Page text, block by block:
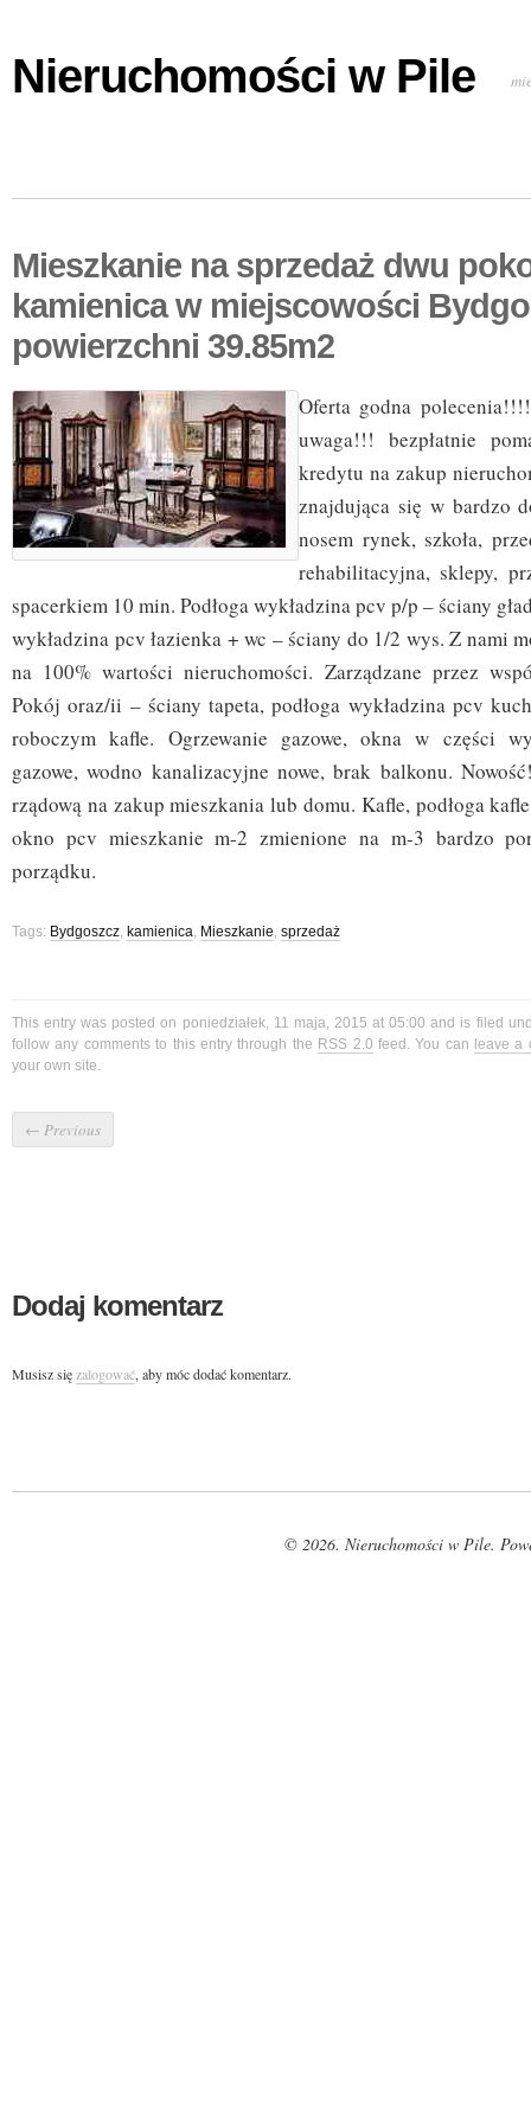
Nieruchomości w Pile
Mieszkanie na sprzedaż dwu
kamienica w miejscowości
powierzchni 39.85m2
Oferta godna
uwaga!!! bezpłatnie
kredytu na zakup
znajdująca się w bardzo
nosem rynek, szkoła,
rehabilitacyjna, sklepy,
spacerkiem 10 min. Podłoga wykładzina pcv p/p – ściany
wykładzina pcv łazienka + wc – ściany do 1/2 wys. Z nami
na 100% wartości nieruchomości. Zarządzane przez
Pokój oraz/ii – ściany tapeta, podłoga wykładzina pcv
roboczym kafle. Ogrzewanie gazowe, okna w części
gazowe, wodno kanalizacyjne nowe, brak balkonu.
rządową na zakup mieszkania lub domu. Kafle, podłoga
okno pcv mieszkanie m-2 zmienione na m-3 bardzo
porządku.
Tags: Bydgoszcz, kamienica, Mieszkanie, sprzedaż
This entry was posted on poniedziałek, 11 maja, 2015 at 05:00 and is filed
follow any comments to this entry through the RSS 2.0 feed. You can leave a
your own site.
← Previous
Dodaj komentarz
Musisz sięzalogować, aby móc dodać komentarz.
© 2026. Nieruchomości w Pile.